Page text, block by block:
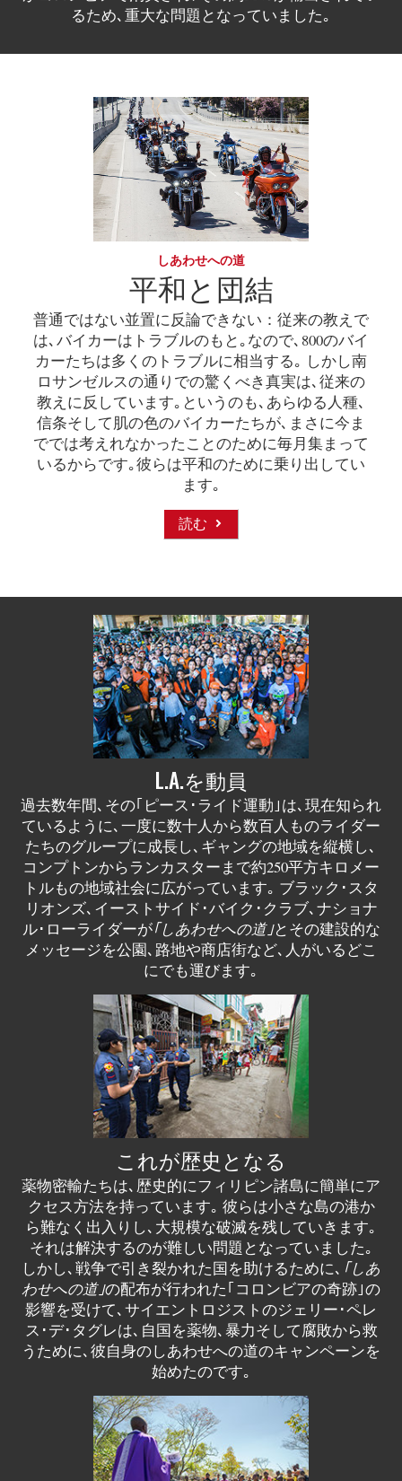
るため､重大な問題となっていました｡
しあわせへの道
平和と団結
普通ではない並置に反論できない：従来の教えで
は､バイカーはトラブルのもと｡なので､800のバイ
カーたちは多くのトラブルに相当する｡ しかし南
ロサンゼルスの通りでの驚くべき真実は､従来の
教えに反しています｡というのも､あらゆる人種､
信条そして肌の色のバイカーたちが､まさに今ま
ででは考えれなかったことのために毎月集まって
いるからです｡彼らは平和のために乗り出してい
ます｡
読む
L.A.を動員
過去数年間､その｢ピース･ライド運動｣は､現在知られ
ているように､一度に数十人から数百人ものライダー
たちのグループに成長し､ギャングの地域を縦横し､
コンプトンからランカスターまで約250平方キロメー
トルもの地域社会に広がっています｡ ブラック･スタ
リオンズ､イーストサイド･バイク･クラブ､ナショナ
ル･ローライダーが｢しあわせへの道｣とその建設的な
メッセージを公園､路地や商店街など､人がいるどこ
にでも運びます｡
これが歴史となる
薬物密輸たちは､歴史的にフィリピン諸島に簡単にア
クセス方法を持っています｡ 彼らは小さな島の港か
ら難なく出入りし､大規模な破滅を残していきます｡
それは解決するのが難しい問題となっていました｡
しかし､戦争で引き裂かれた国を助けるために､ ｢しあ
わせへの道｣の配布が行われた｢コロンビアの奇跡｣の
影響を受けて､サイエントロジストのジェリー･ペレ
ス･デ･タグレは､自国を薬物､暴力そして腐敗から救
うために､彼自身のしあわせへの道のキャンペーンを
始めたのです｡